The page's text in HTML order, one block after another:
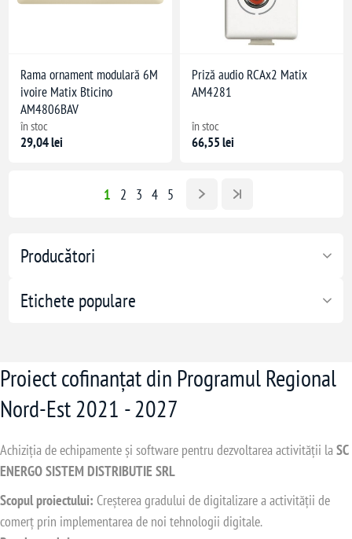
Producători
Etichete populare
Rama ornament modulară 6M
ivoire Matix Bticino
AM4806BAV
în stoc
29,04 lei
Priză audio RCAx2 Matix
AM4281
în stoc
66,55 lei
1 2 3 4 5
Proiect cofinanțat din Programul Regional
Nord-Est 2021 - 2027
Achiziția de echipamente și software pentru dezvoltarea activității laSC
ENERGO SISTEM DISTRIBUTIE SRL
Scopul proiectului: Creșterea gradului de digitalizare a activității de
comerț prin implementarea de noi tehnologii digitale.